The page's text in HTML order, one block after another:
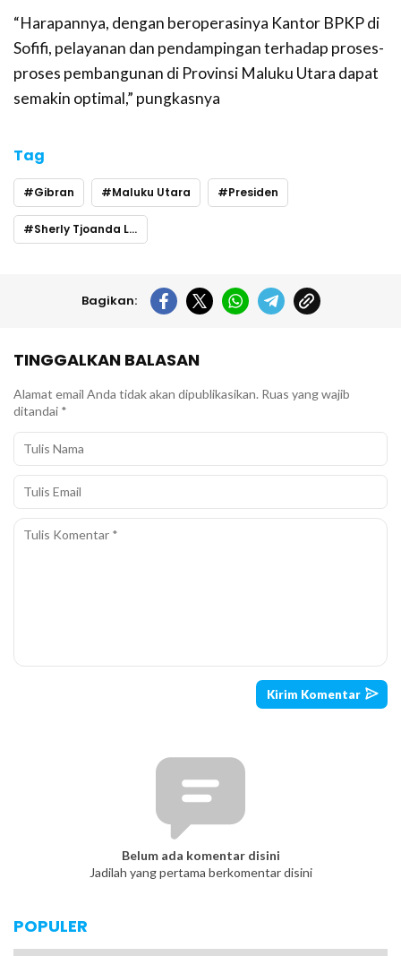
“Harapannya, dengan beroperasinya Kantor BPKP di
Sofifi, pelayanan dan pendampingan terhadap proses-
proses pembangunan di Provinsi Maluku Utara dapat
semakin optimal,” pungkasnya
Tag
Gibran Maluku Utara Presiden
Sherly Tjoanda Laos
Bagikan:
TINGGALKAN BALASAN
Alamat email Anda tidak akan dipublikasikan. Ruas yang wajib
ditandai *
Belum ada komentar disini
Jadilah yang pertama berkomentar disini
POPULER